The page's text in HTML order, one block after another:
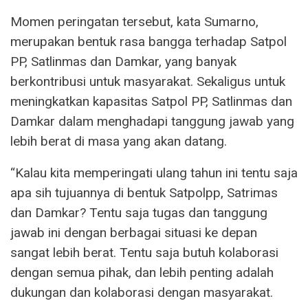
Momen peringatan tersebut, kata Sumarno,
merupakan bentuk rasa bangga terhadap Satpol
PP, Satlinmas dan Damkar, yang banyak
berkontribusi untuk masyarakat. Sekaligus untuk
meningkatkan kapasitas Satpol PP, Satlinmas dan
Damkar dalam menghadapi tanggung jawab yang
lebih berat di masa yang akan datang.
“Kalau kita memperingati ulang tahun ini tentu saja
apa sih tujuannya di bentuk Satpolpp, Satrimas
dan Damkar? Tentu saja tugas dan tanggung
jawab ini dengan berbagai situasi ke depan
sangat lebih berat. Tentu saja butuh kolaborasi
dengan semua pihak, dan lebih penting adalah
dukungan dan kolaborasi dengan masyarakat.